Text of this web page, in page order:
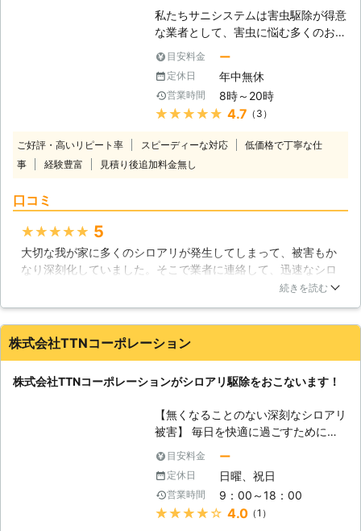
を飼っていて消毒するのが心配だと言
う方にも最適です 3．他のシロアリ駆
除業者でも対応ができなかった場合も
ご相談ください ■ゴキブリやダニな
どその他害虫駆除もお任せを！ シロ
アリ以外にも害虫は数多くいます。
ブリからダニまで、幅広く対応してお
ります。 害虫トラブルでお悩みのさ
私たちサニシステムは害虫駆除が得意
な業者として、害虫に悩む多くのお客
様を救ってまいりました。今回は皆さ
まを救いたいと思っております。害虫
に悩まされている方は、ぜひサニシス
テムにお問い合わせください。私たち
がすぐに伺い、その害虫を駆除させて
っております】 害虫の中でも特に不
人気なのがシロアリです。ゴキブリな
ですので、壁だろうが柱だろうが何で
も食べてしまうのです。これほどまで
に厄介な害虫はいないでしょう。だか
ください】 シロアリ駆除について
は、皆さまも知らないことの方が多い
ありましたら、そのことをご質問くだ
ょう。皆さまの疑問点をなくすことも
大切な仕事ですので、遠慮されること
はありません。シロアリ駆除について
分からないこと、知りたいことがあり
ましたらご質問ください。私たちサニ
システムは、そういったことにもしっ
かり対応する業者なのです。
目安料金 ー
定休日 年中無休
営業時間 8時～20時
★★★★★ 4.7 （3）
ご好評・高いリピート率 スピーディーな対応
低価格で丁寧な仕
事
経験豊富 見積り後追加料金無し
口コミ
★★★★★ 5
大切な我が家に多くのシロアリが発生してしまって、被害もか
なり深刻化していました。そこで業者に連絡して、迅速なシロ
アリ駆除を実施してもらう事ができたので非常に満足していま
ケーションを取ってくれるので、こちらとしても話しやすく、
シロアリ駆除を徹底的に実施してもらう事ができたので、感謝
続きを読む
株式会社TTNコーポレーション
株式会社TTNコーポレーションがシロアリ駆除をおこないます！
【無くなることのない深刻なシロアリ
被害】 毎日を快適に過ごすためにも
大切なのが自宅なのですが、自宅内に
は様々なトラブルが発生する可能性が
あるのです。水漏れや雨漏り、ガラス
の割れやガス漏れなど、快適な毎日を
持続するためにもトラブルは早急に解
目安料金 ー
定休日 日曜、祝日
営業時間 9：00～18：00
★★★★★ 4.0（1）